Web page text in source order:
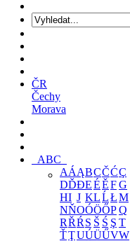
ČR
Čechy
Morava
ABC
AÁĄBCČĆÇ
DĎĐEÉĚFG
HI J KLĹŁM
NŇOÓÖŐPQ
RŘŔ S Š Ś Ş T
ŤŢUÚÜŰVW